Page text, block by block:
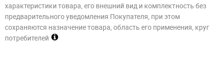
характеристики товара, его внешний вид и комплектность без
предварительного уведомления Покупателя, при этом
сохраняются назначение товара, область его применения, круг
потребителей